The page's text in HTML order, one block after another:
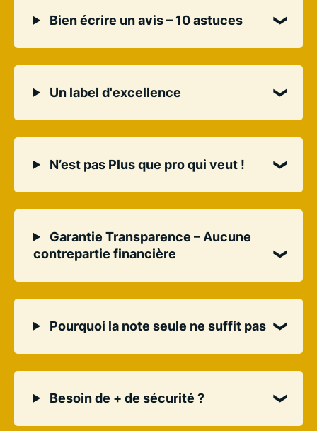
Bien écrire un avis – 10 astuces
Un label d'excellence
N’est pas Plus que pro qui veut !
Garantie Transparence – Aucune
contrepartie financière
Pourquoi la note seule ne suffit pas
Besoin de + de sécurité ?